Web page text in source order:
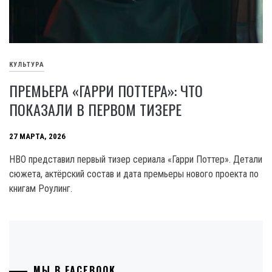
КУЛЬТУРА
ПРЕМЬЕРА «ГАРРИ ПОТТЕРА»: ЧТО
ПОКАЗАЛИ В ПЕРВОМ ТИЗЕРЕ
27 МАРТА, 2026
HBO представил первый тизер сериала «Гарри Поттер». Детали
сюжета, актёрский состав и дата премьеры нового проекта по
книгам Роулинг.